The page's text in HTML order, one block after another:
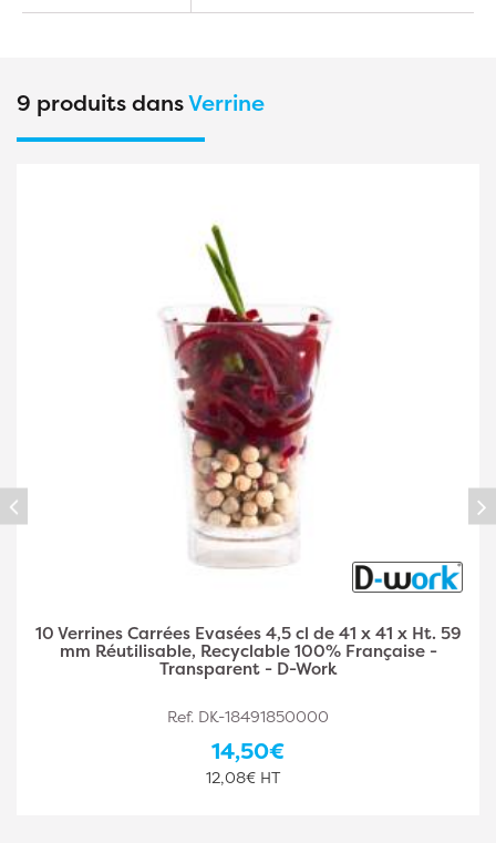
9 produits dansVerrine
40 Verrines Carrées Biseautées 5 cl de 50 x 50 x
45 mm Réutilisable, Recyclable 100%
Transparent - D-Work
Ref. DK-18491850001
18,90€
15,75€ HT